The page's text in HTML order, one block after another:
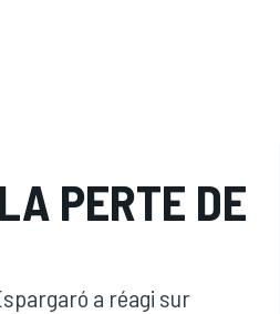
PERTE DE
a réagi sur